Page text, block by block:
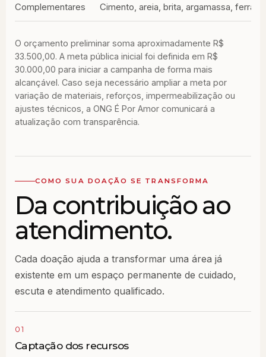
Complementares Cimento, areia, brita, argamassa,
O orçamento preliminar soma aproximadamente R$
33.500,00. A meta pública inicial foi definida em R$
30.000,00 para iniciar a campanha de forma mais
alcançável. Caso seja necessário ampliar a meta por
variação de materiais, reforços, impermeabilização ou
ajustes técnicos, a ONG É Por Amor comunicará a
atualização com transparência.
COMO SUA DOAÇÃO SE TRANSFORMA
Da contribuição ao
atendimento.
Cada doação ajuda a transformar uma área já
existente em um espaço permanente de cuidado,
escuta e atendimento qualificado.
01
Captação dos recursos